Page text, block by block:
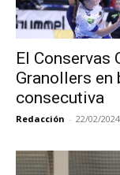
El Conservas
Granollers en
consecutiva
Redacción - 22/02/2024